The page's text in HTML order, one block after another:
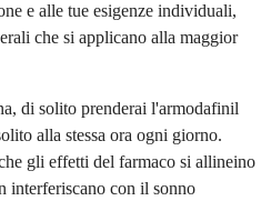
e alle tue esigenze individuali,
che si applicano alla maggior
di solito prenderai l'armodafinil
alla stessa ora ogni giorno.
gli effetti del farmaco si allineino
interferiscano con il sonno